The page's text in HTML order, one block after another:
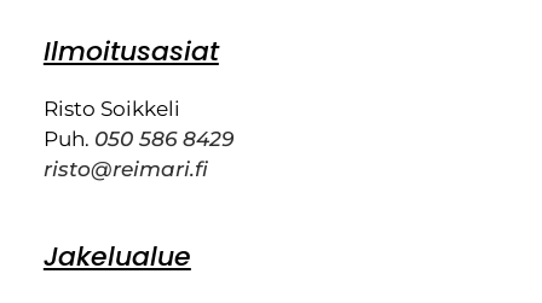
Ilmoitusasiat
Risto Soikkeli
Puh. 050 586 8429
risto@reimari.fi
Jakelualue